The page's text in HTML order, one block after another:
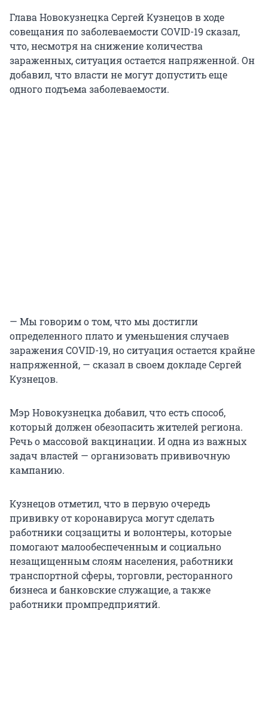
Глава Новокузнецка Сергей Кузнецов в ходе
совещания по заболеваемости COVID-19 сказал,
что, несмотря на снижение количества
зараженных, ситуация остается напряженной. Он
добавил, что власти не могут допустить еще
одного подъема заболеваемости.
— Мы говорим о том, что мы достигли
определенного плато и уменьшения случаев
заражения COVID-19, но ситуация остается крайне
напряженной, — сказал в своем докладе Сергей
Кузнецов.
Мэр Новокузнецка добавил, что есть способ,
который должен обезопасить жителей региона.
Речь о массовой вакцинации. И одна из важных
задач властей — организовать прививочную
кампанию.
Кузнецов отметил, что в первую очередь
прививку от коронавируса могут сделать
работники соцзащиты и волонтеры, которые
помогают малообеспеченным и социально
незащищенным слоям населения, работники
транспортной сферы, торговли, ресторанного
бизнеса и банковские служащие, а также
работники промпредприятий.